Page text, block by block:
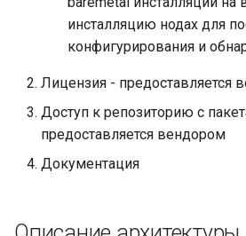
Удаление Bootsman
кластера
Журнал событий установки
кластера
Тестирование и
подсистемы для ETCD
Шифрование etcd
Перенос дашбордов
инсталляцию нодах для
конфигурирования и
Лицензия - предоставляется
Доступ к репозиторию с
предоставляется вендором
Документация